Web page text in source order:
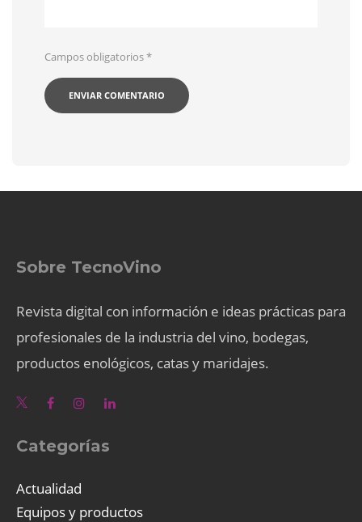
Campos obligatorios*
Sobre TecnoVino
Revista digital con información e ideas prácticas para
profesionales de la industria del vino, bodegas,
productos enológicos, catas y maridajes.
Categorías
Actualidad
Equipos y productos